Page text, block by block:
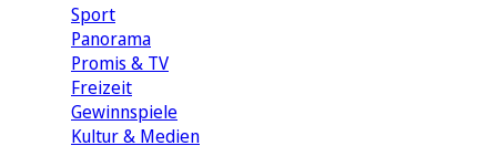
Sport
Panorama
Promis & TV
Freizeit
Gewinnspiele
Kultur & Medien